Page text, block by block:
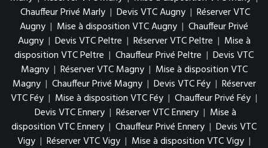
Chauffeur Privé Marly | Devis VTC Augny | Réserver VTC
Augny | Mise à disposition VTC Augny | Chauffeur Privé
Augny | Devis VTC Peltre | Réserver VTC Peltre | Mise à
disposition VTC Peltre | Chauffeur Privé Peltre | Devis VTC
Magny | Réserver VTC Magny | Mise à disposition VTC
Magny | Chauffeur Privé Magny | Devis VTC Féy | Réserver
VTC Féy | Mise à disposition VTC Féy | Chauffeur Privé Féy |
Devis VTC Ennery | Réserver VTC Ennery | Mise à
disposition VTC Ennery | Chauffeur Privé Ennery | Devis VTC
Vigy | Réserver VTC Vigy | Mise à disposition VTC Vigy |